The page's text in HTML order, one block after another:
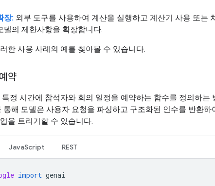
장: 외부 도구를 사용하여 계산을 실행하고 계산기 사용 또는
델의 제한사항을 확장합니다.
한 사용 사례의 예를 찾아볼 수 있습니다.
약
정 시간에 참석자와 회의 일정을 예약하는 함수를 정의하는
통해 모델은 사용자 요청을 파싱하고 구조화된 인수를 반환하
을 트리거할 수 있습니다.
JavaScript REST
import genai